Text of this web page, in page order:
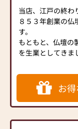
◆キャッシュレス
応 さらにお得！
もたまる◆
各種クレジットカ
支払いいただけま
PayPayや電子マネ
◆弊社代表の社
地元をはじめ全国
務に着任しており
壇業界や地域社会
当店、江戸の終わ
８５３年創業の仏
す。
もともと、仏壇の
を生業としてきま
の製造や仏壇のお
掛けています。
自社工場で仏壇製
理、洗濯までトー
お